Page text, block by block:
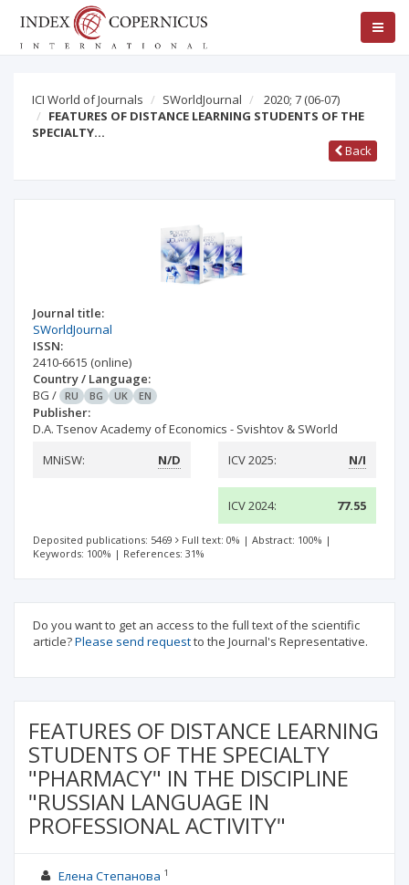
ICI World of Journals SWorldJournal 2020; 7 (06-07)
FEATURES OF DISTANCE LEARNING STUDENTS OF THE
SPECIALTY…
Back
Journal title:
SWorldJournal
ISSN:
2410-6615 (online)
Country / Language:
BG / RU BG UK EN
Publisher:
D.A. Tsenov Academy of Economics - Svishtov & SWorld
MNiSW:
N/D ICV 2025: N/I
ICV 2024: 77.55
Deposited publications: 5469 Full text: 0% | Abstract: 100% |
Keywords: 100% | References: 31%
Do you want to get an access to the full text of the scientific
article?Please send requestto the Journal's Representative.
FEATURES OF DISTANCE LEARNING
STUDENTS OF THE SPECIALTY
"PHARMACY" IN THE DISCIPLINE
"RUSSIAN LANGUAGE IN
PROFESSIONAL ACTIVITY"
Елена Степанова 1